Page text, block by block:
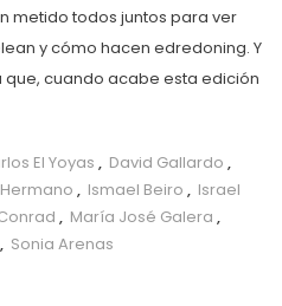
metido todos juntos para ver
y cómo hacen edredoning. Y
cuando acabe esta edición
El Yoyas , David Gallardo ,
, Ismael Beiro , Israel
, María José Galera ,
, Sonia Arenas